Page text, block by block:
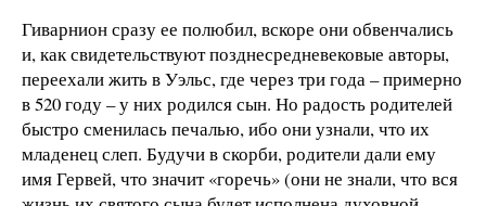
Гиварнион сразу ее полюбил, вскоре они обвенчались
и, как свидетельствуют позднесредневековые авторы,
переехали жить в Уэльс, где через три года – примерно
в 520 году – у них родился сын. Но радость родителей
быстро сменилась печалью, ибо они узнали, что их
младенец слеп. Будучи в скорби, родители дали ему
имя Гервей, что значит «горечь» (они не знали, что вся